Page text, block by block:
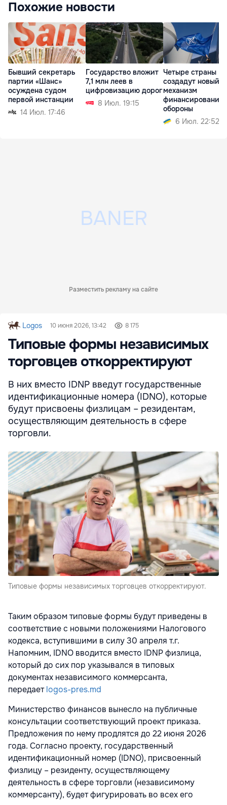
Похожие новости
Бывший секретарь
партии «Шанс»
осуждена судом
первой инстанции
14 Июл. 17:46
Государство вложит
7,1 млн леев в
цифровизацию дорог
8 Июл. 19:15
Четыре страны
создадут новый
механизм
финансирования
обороны
6 Июл. 22:52
Разместить рекламу на сайте
Logos 10 июня 2026, 13:42 8 175
Типовые формы независимых
торговцев откорректируют
В них вместо IDNP введут государственные
идентификационные номера (IDNO), которые
будут присвоены физлицам – резидентам,
осуществляющим деятельность в сфере
торговли.
Типовые формы независимых торговцев откорректируют.
Таким образом типовые формы будут приведены в
соответствие с новыми положениями Налогового
кодекса, вступившими в силу 30 апреля т.г.
Напомним, IDNO вводится вместо IDNP физлица,
который до сих пор указывался в типовых
документах независимого коммерсанта,
передаетlogos-pres.md
Министерство финансов вынесло на публичные
консультации соответствующий проект приказа.
Предложения по нему продлятся до 22 июня 2026
года. Согласно проекту, государственный
идентификационный номер (IDNO), присвоенный
физлицу – резиденту, осуществляющему
деятельность в сфере торговли (независимому
коммерсанту), будет фигурировать во всех его